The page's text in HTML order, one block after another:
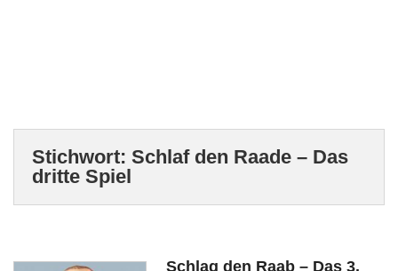
Stichwort: Schlaf den Raade – Das
dritte Spiel
Schlag den Raab – Das 3.